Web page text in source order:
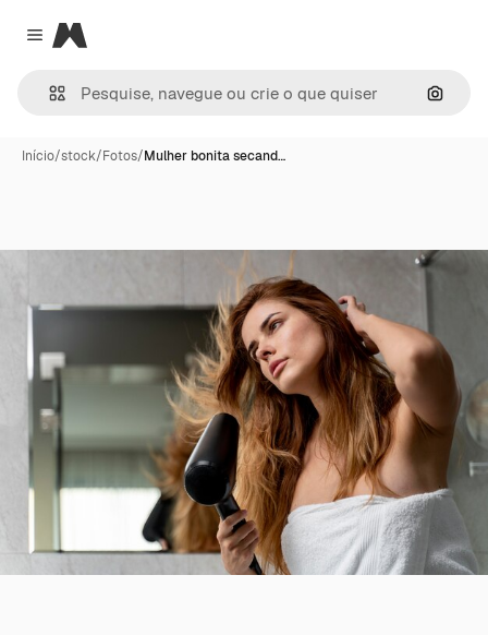
Close menu
Magnific
Início/stock/Fotos/Mulher bonita secand…